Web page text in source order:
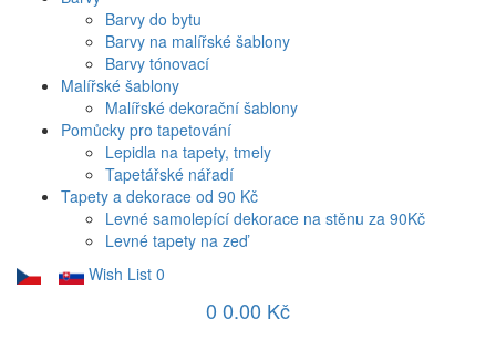
Barvy do bytu
Barvy na malířské šablony
Barvy tónovací
Malířské šablony
Malířské dekorační šablony
Pomůcky pro tapetování
Lepidla na tapety, tmely
Tapetářské nářadí
Tapety a dekorace od 90 Kč
Levné samolepící dekorace na stěnu za 90Kč
Levné tapety na zeď
Wish List 0
0 0.00 Kč